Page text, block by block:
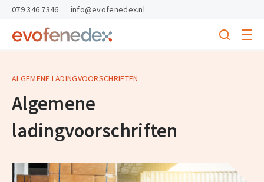
skipToContent
skipToFooter
Return
homepage
Search
menu
079 346 7346 info@evofenedex.nl
ALGEMENE LADINGVOORSCHRIFTEN
Algemene
ladingvoorschriften